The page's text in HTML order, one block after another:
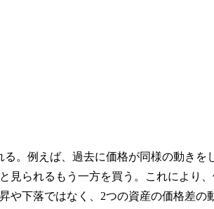
。例えば、過去に価格が同様の動きを
見られるもう一方を買う。これにより
や下落ではなく、2つの資産の価格差の